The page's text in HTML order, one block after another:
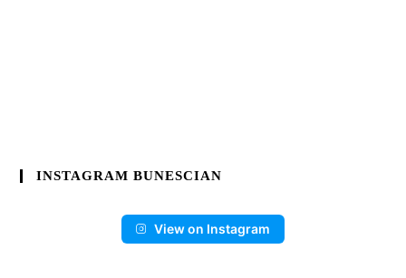
INSTAGRAM BUNESCIAN
View on Instagram